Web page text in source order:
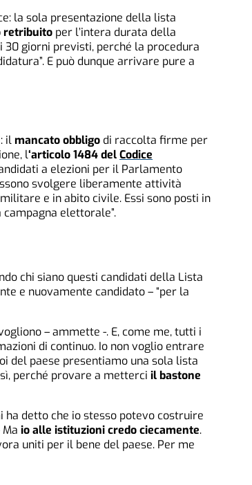
la sola presentazione della lista
retribuito per l’intera durata della
30 giorni previsti, perché la procedura
E può dunque arrivare pure a
ilmancato obbligo di raccolta firme per
l‘articolo 1484 delCodice
a elezioni per il Parlamento
svolgere liberamente attività
e in abito civile. Essi sono posti in
elettorale”.
chi siano questi candidati della Lista
e nuovamente candidato – “per la
– ammette -. E, come me, tutti i
di continuo. Io non voglio entrare
del paese presentiamo una sola lista
perché provare a metterci il bastone
ha detto che io stesso potevo costruire
io alle istituzioni credo ciecamente.
uniti per il bene del paese. Per me